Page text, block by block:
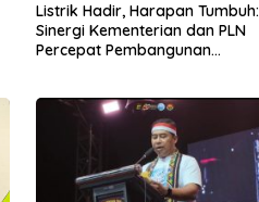
Listrik Hadir, Harapan Tumbuh:
Sinergi Kementerian dan PLN
Percepat Pembangunan